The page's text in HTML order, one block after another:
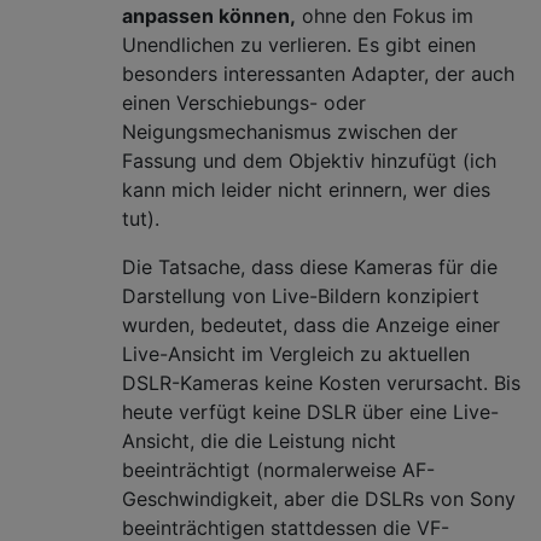
anpassen können, ohne den Fokus im
Unendlichen zu verlieren. Es gibt einen
besonders interessanten Adapter, der auch
einen Verschiebungs- oder
Neigungsmechanismus zwischen der
Fassung und dem Objektiv hinzufügt (ich
kann mich leider nicht erinnern, wer dies
tut).
Die Tatsache, dass diese Kameras für die
Darstellung von Live-Bildern konzipiert
wurden, bedeutet, dass die Anzeige einer
Live-Ansicht im Vergleich zu aktuellen
DSLR-Kameras keine Kosten verursacht. Bis
heute verfügt keine DSLR über eine Live-
Ansicht, die die Leistung nicht
beeinträchtigt (normalerweise AF-
Geschwindigkeit, aber die DSLRs von Sony
beeinträchtigen stattdessen die VF-